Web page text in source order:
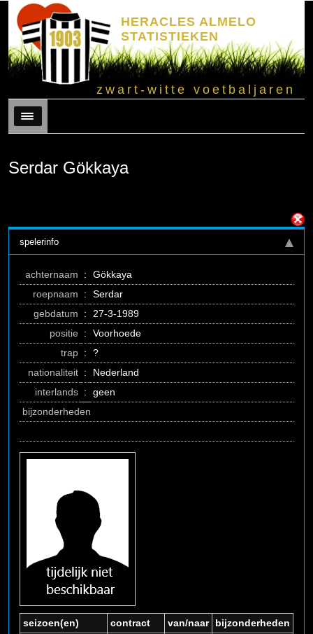
HERACLES ALMELO
STATISTIEKEN
zwart-witte voetbaljaren
Menu
Serdar Gökkaya
spelerinfo
achternaam :
Gökkaya
roepnaam
:
Serdar
gebdatum
:
27-3-1989
positie :
Voorhoede
trap :
?
nationaliteit :
Nederland
interlands :
geen
bijzonderheden
seizoen(en) contract van/naar
bijzonderheden